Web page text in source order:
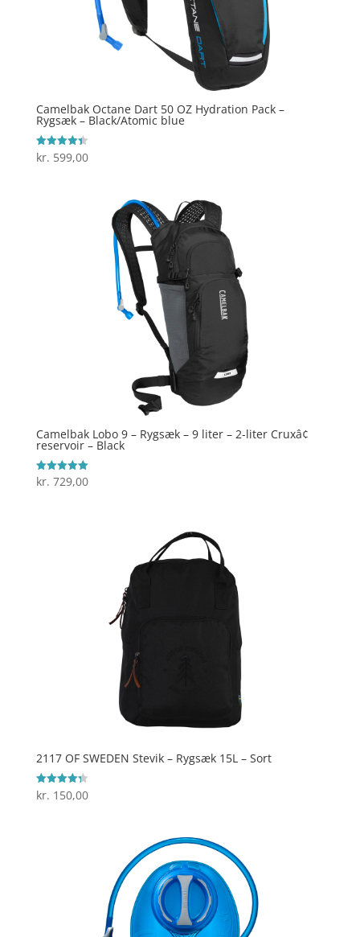
Camelbak Octane Dart 50 OZ Hydration Pack –
Rygsæk – Black/Atomic blue
Vurderet
4.4
kr. 599,00
Camelbak Lobo 9 – Rygsæk – 9 liter – 2-liter Cruxâ¢
reservoir – Black
Vurderet
5
kr. 729,00
2117 OF SWEDEN Stevik – Rygsæk 15L – Sort
Vurderet
4.3
kr. 150,00